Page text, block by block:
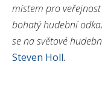
místem pro
bohatý hudební
se na světové
Steven Holl.